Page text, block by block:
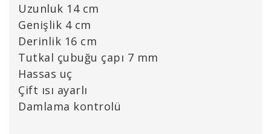
Uzunluk 14 cm
Genişlik 4 cm
Derinlik 16 cm
Tutkal çubuğu çapı 7 mm
Hassas uç
Çift ısı ayarlı
Damlama kontrolü